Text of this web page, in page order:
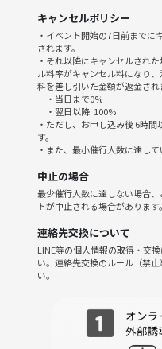
・J-WAVE TOKYO MORNING
・日本テレビ「井戸端サミット」
・週刊SPA！
都市伝説カフェ会が取り上げら
・911の真相を知っていますか？
・人工地震という言葉を聞い
・朝食は、エジソンが自社の
を知っていますか？
・宇宙人がじつはもう地球に
・我々が普段口にしている食
この会は、巷でよく耳にする
キャンセルポリシー
・イベント開始の7日前まで
されます。
・それ以降にキャンセルされ
ル料率がキャンセル料になり
料を差し引いた金額が返金され
・当日まで0%
・翌日以降: 100%
・ただし、お申し込み後 6時
す。
・また、最小催行人数に達し
中止の場合
最少催行人数に達しない場合
トが中止される場合がありま
連絡先交換について
LINE等の個人情報の取得・交
い。連絡先交換のルール（禁
い。